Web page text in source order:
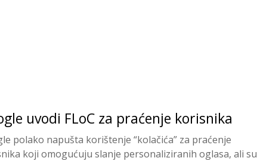
uvodi FLoC za praćenje korisnika
polako napušta korištenje “kolačića” za praćenje
koji omogućuju slanje personaliziranih oglasa, ali su